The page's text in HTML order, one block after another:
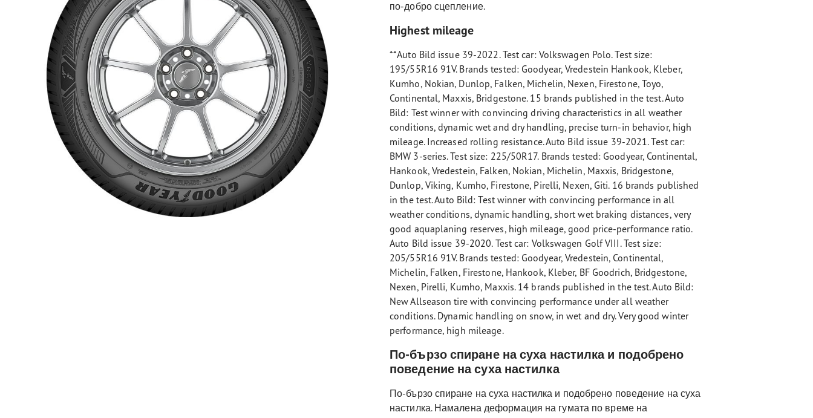
по-добро сцепление.
Highest mileage
**Auto Bild issue 39-2022. Test car: Volkswagen Polo. Test size:
195/55R16 91V. Brands tested: Goodyear, Vredestein Hankook, Kleber,
Kumho, Nokian, Dunlop, Falken, Michelin, Nexen, Firestone, Toyo,
Continental, Maxxis, Bridgestone. 15 brands published in the test. Auto
Bild: Test winner with convincing driving characteristics in all weather
conditions, dynamic wet and dry handling, precise turn-in behavior, high
mileage. Increased rolling resistance. Auto Bild issue 39-2021. Test car:
BMW 3-series. Test size: 225/50R17. Brands tested: Goodyear, Continental,
Hankook, Vredestein, Falken, Nokian, Michelin, Maxxis, Bridgestone,
Dunlop, Viking, Kumho, Firestone, Pirelli, Nexen, Giti. 16 brands published
in the test. Auto Bild: Test winner with convincing performance in all
weather conditions, dynamic handling, short wet braking distances, very
good aquaplaning reserves, high mileage, good price-performance ratio.
Auto Bild issue 39-2020. Test car: Volkswagen Golf VIII. Test size:
205/55R16 91V. Brands tested: Goodyear, Vredestein, Continental,
Michelin, Falken, Firestone, Hankook, Kleber, BF Goodrich, Bridgestone,
Nexen, Pirelli, Kumho, Maxxis. 14 brands published in the test. Auto Bild:
New Allseason tire with convincing performance under all weather
conditions. Dynamic handling on snow, in wet and dry. Very good winter
performance, high mileage.
По-бързо спиране на суха настилка и подобрено
поведение на суха настилка
По-бързо спиране на суха настилка и подобрено поведение на суха
настилка. Намалена деформация на гумата по време на